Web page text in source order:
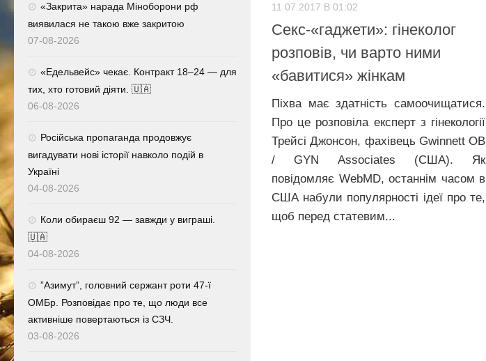
11.07.2017 В 01:02
Секс-«гаджети»: гінеколог
розповів, чи варто ними
«бавитися» жінкам
Піхва має здатність самоочищатися.
Про це розповіла експерт з гінекології
Трейсі Джонсон, фахівець Gwinnett OB
/ GYN Associates (США). Як
повідомляє WebMD, останнім часом в
США набули популярності ідеї про те,
щоб перед статевим...
«Закрита» нарада Міноборони рф
виявилася не такою вже закритою
07-08-2026
«Едельвейс» чекає. Контракт 18–24 — для
тих, хто готовий діяти. 🇺🇦
06-08-2026
Російська пропаганда продовжує
вигадувати нові історії навколо подій в
Україні
04-08-2026
Коли обираєш 92 — завжди у виграші.
🇺🇦
04-08-2026
⁨”Азимут”, головний сержант роти 47-ї
ОМБр. Розповідає про те, що люди все
активніше повертаються із СЗЧ.
03-08-2026